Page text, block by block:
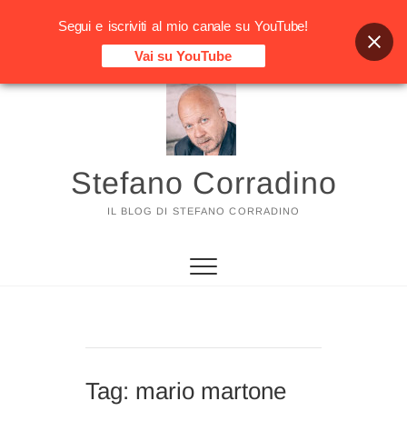
Vai
Stefano Corradino
IL BLOG DI STEFANO CORRADINO
Tag: mario martone
Segui e iscriviti al mio canale su YouTube!
Vai su YouTube